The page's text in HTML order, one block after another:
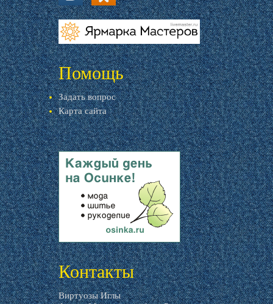
vk.com ok.ru
livemaster.ru
Помощь
Задать вопрос
Карта сайта
livemaster.ru
Контакты
Виртуозы Иглы